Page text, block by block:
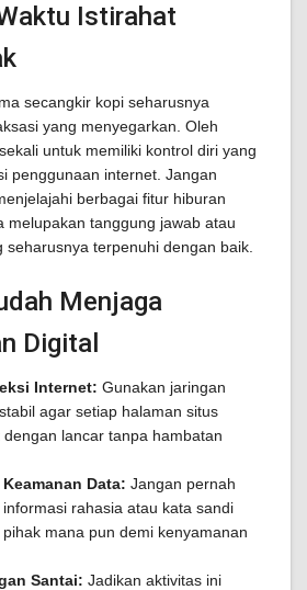
Istirahat
secangkir kopi seharusnya
yang menyegarkan. Oleh
untuk memiliki kontrol diri yang
penggunaan internet. Jangan
berbagai fitur hiburan
melupakan tanggung jawab atau
seharusnya terpenuhi dengan baik.
Menjaga
Digital
Internet: Gunakan jaringan
agar setiap halaman situs
lancar tanpa hambatan
Data: Jangan pernah
rahasia atau kata sandi
mana pun demi kenyamanan
Santai: Jadikan aktivitas ini